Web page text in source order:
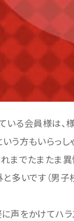
いる会員様は、
う方もいらっし
までたまたま
多いです（男子
声をかけてハ